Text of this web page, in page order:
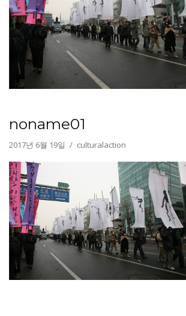
noname01
2017년 6월 19일 culturalaction